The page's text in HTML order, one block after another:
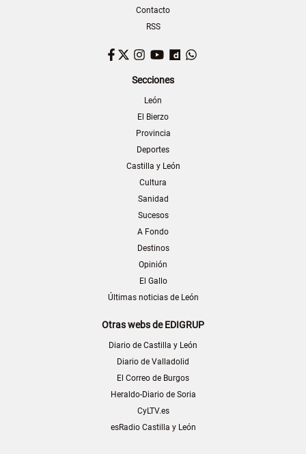
Contacto
RSS
Facebook
TwitterInstagram
YouTubeDailymotion
Secciones
León
El Bierzo
Provincia
Deportes
Castilla y León
Cultura
Sanidad
Sucesos
A Fondo
Destinos
Opinión
El Gallo
Últimas noticias de León
Otras webs de EDIGRUP
Diario de Castilla y León
Diario de Valladolid
El Correo de Burgos
Heraldo-Diario de Soria
CyLTV.es
esRadio Castilla y León